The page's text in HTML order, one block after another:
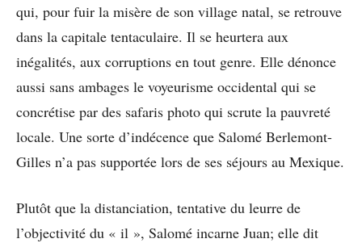
qui, pour fuir la misère de son village natal, se retrouve
dans la capitale tentaculaire. Il se heurtera aux
inégalités, aux corruptions en tout genre. Elle dénonce
aussi sans ambages le voyeurisme occidental qui se
concrétise par des safaris photo qui scrute la pauvreté
locale. Une sorte d’indécence que Salomé Berlemont-
Gilles n’a pas supportée lors de ses séjours au Mexique.
Plutôt que la distanciation, tentative du leurre de
l’objectivité du « il », Salomé incarne Juan; elle dit